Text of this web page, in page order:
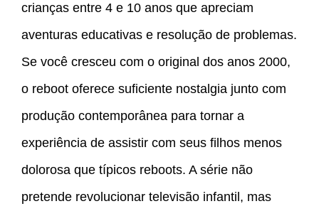
crianças entre 4 e 10 anos que apreciam
aventuras educativas e resolução de problemas.
Se você cresceu com o original dos anos 2000,
o reboot oferece suficiente nostalgia junto com
produção contemporânea para tornar a
experiência de assistir com seus filhos menos
dolorosa que típicos reboots. A série não
pretende revolucionar televisão infantil, mas